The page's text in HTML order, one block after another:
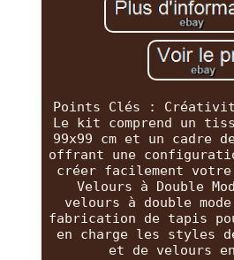
Points Clés :
Le kit comprend un
99x99 cm et un cadre
offrant une
créer facilement
Velours à Double
velours à double
fabrication de tapis
en charge les styles
et de velours